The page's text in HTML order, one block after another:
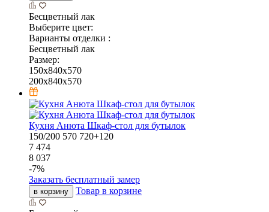
Бесцветный лак
Выберите цвет:
Варианты отделки :
Бесцветный лак
Размер:
150x840x570
200x840x570
Кухня Анюта Шкаф-стол для бутылок
150/200 570 720+120
7 474
8 037
-7%
Заказать бесплатный замер
в корзину Товар в корзине